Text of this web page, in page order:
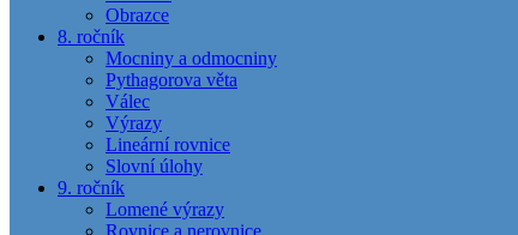
Obrazce
8. ročník
Mocniny a odmocniny
Pythagorova věta
Válec
Výrazy
Lineární rovnice
Slovní úlohy
9. ročník
Lomené výrazy
Rovnice a nerovnice